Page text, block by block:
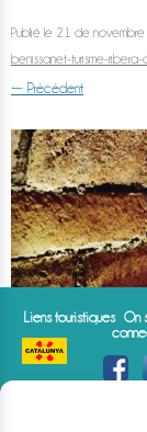
Publié le 21 de
benissanet-turisme-
← Précédent
Liens touristiques
On